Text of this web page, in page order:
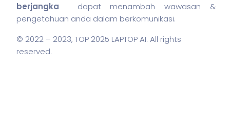
berjangka dapat menambah wawasan &
pengetahuan anda dalam berkomunikasi.
© 2022 – 2023, TOP 2025 LAPTOP AI. All rights
reserved.